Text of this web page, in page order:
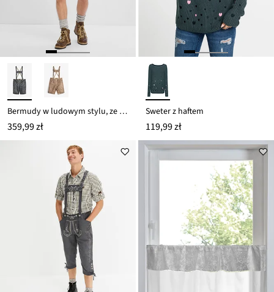
Bermudy w ludowym stylu, ze sztucznej skóry
359,99 zł
Sweter z haftem
119,99 zł